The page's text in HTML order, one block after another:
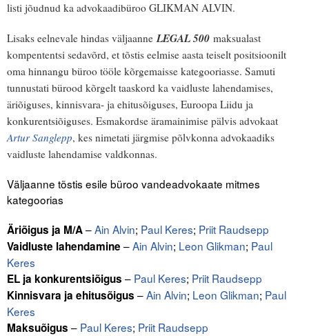
Digiraamatukogu
Juhendid ja väljaanded
Videod
Kontakt
Liitu meililistiga
Oskusteave
Abimaterjalid
Projektid
listi jõudnud ka advokaadibüroo GLIKMAN ALVIN.
Lisaks eelnevale hindas väljaanne LEGAL 500 maksualast
kompententsi sedavõrd, et tõstis eelmise aasta teiselt positsioonilt
oma hinnangu büroo tööle kõrgemaisse kategooriasse. Samuti
tunnustati bürood kõrgelt taaskord ka vaidluste lahendamises,
äriõiguses, kinnisvara- ja ehitusõiguses, Euroopa Liidu ja
konkurentsiõiguses. Esmakordse äramainimise pälvis advokaat
Artur Sanglepp, kes nimetati järgmise põlvkonna advokaadiks
vaidluste lahendamise valdkonnas.
Väljaanne tõstis esile büroo vandeadvokaate mitmes
kategoorias
Äriõigus ja M/A–Ain Alvin; Paul Keres; Priit Raudsepp
Vaidluste lahendamine –Ain Alvin; Leon Glikman; Paul
Keres
EL ja konkurentsiõigus – Paul Keres; Priit Raudsepp
Kinnisvara ja ehitusõigus –Ain Alvin; Leon Glikman; Paul
Keres
Maksuõigus – Paul Keres; Priit Raudsepp